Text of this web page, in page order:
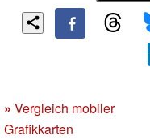
» Vergleich mobiler
Grafikkarten